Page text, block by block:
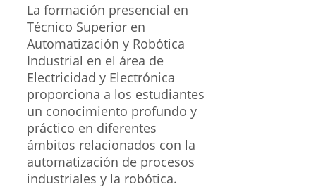
La formación presencial en
Técnico Superior en
Automatización y Robótica
Industrial en el área de
Electricidad y Electrónica
proporciona a los estudiantes
un conocimiento profundo y
práctico en diferentes
ámbitos relacionados con la
automatización de procesos
industriales y la robótica.